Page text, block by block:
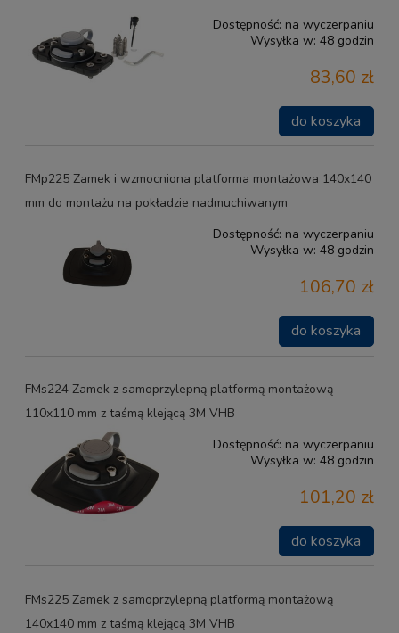
Dostępność: na wyczerpaniu
Wysyłka w: 48 godzin
83,60 zł
do koszyka
FMp225 Zamek i wzmocniona platforma montażowa 140x140
mm do montażu na pokładzie nadmuchiwanym
Dostępność: na wyczerpaniu
Wysyłka w: 48 godzin
106,70 zł
do koszyka
FMs224 Zamek z samoprzylepną platformą montażową
110x110 mm z taśmą klejącą 3M VHB
Dostępność: na wyczerpaniu
Wysyłka w: 48 godzin
101,20 zł
do koszyka
FMs225 Zamek z samoprzylepną platformą montażową
140x140 mm z taśmą klejącą 3M VHB